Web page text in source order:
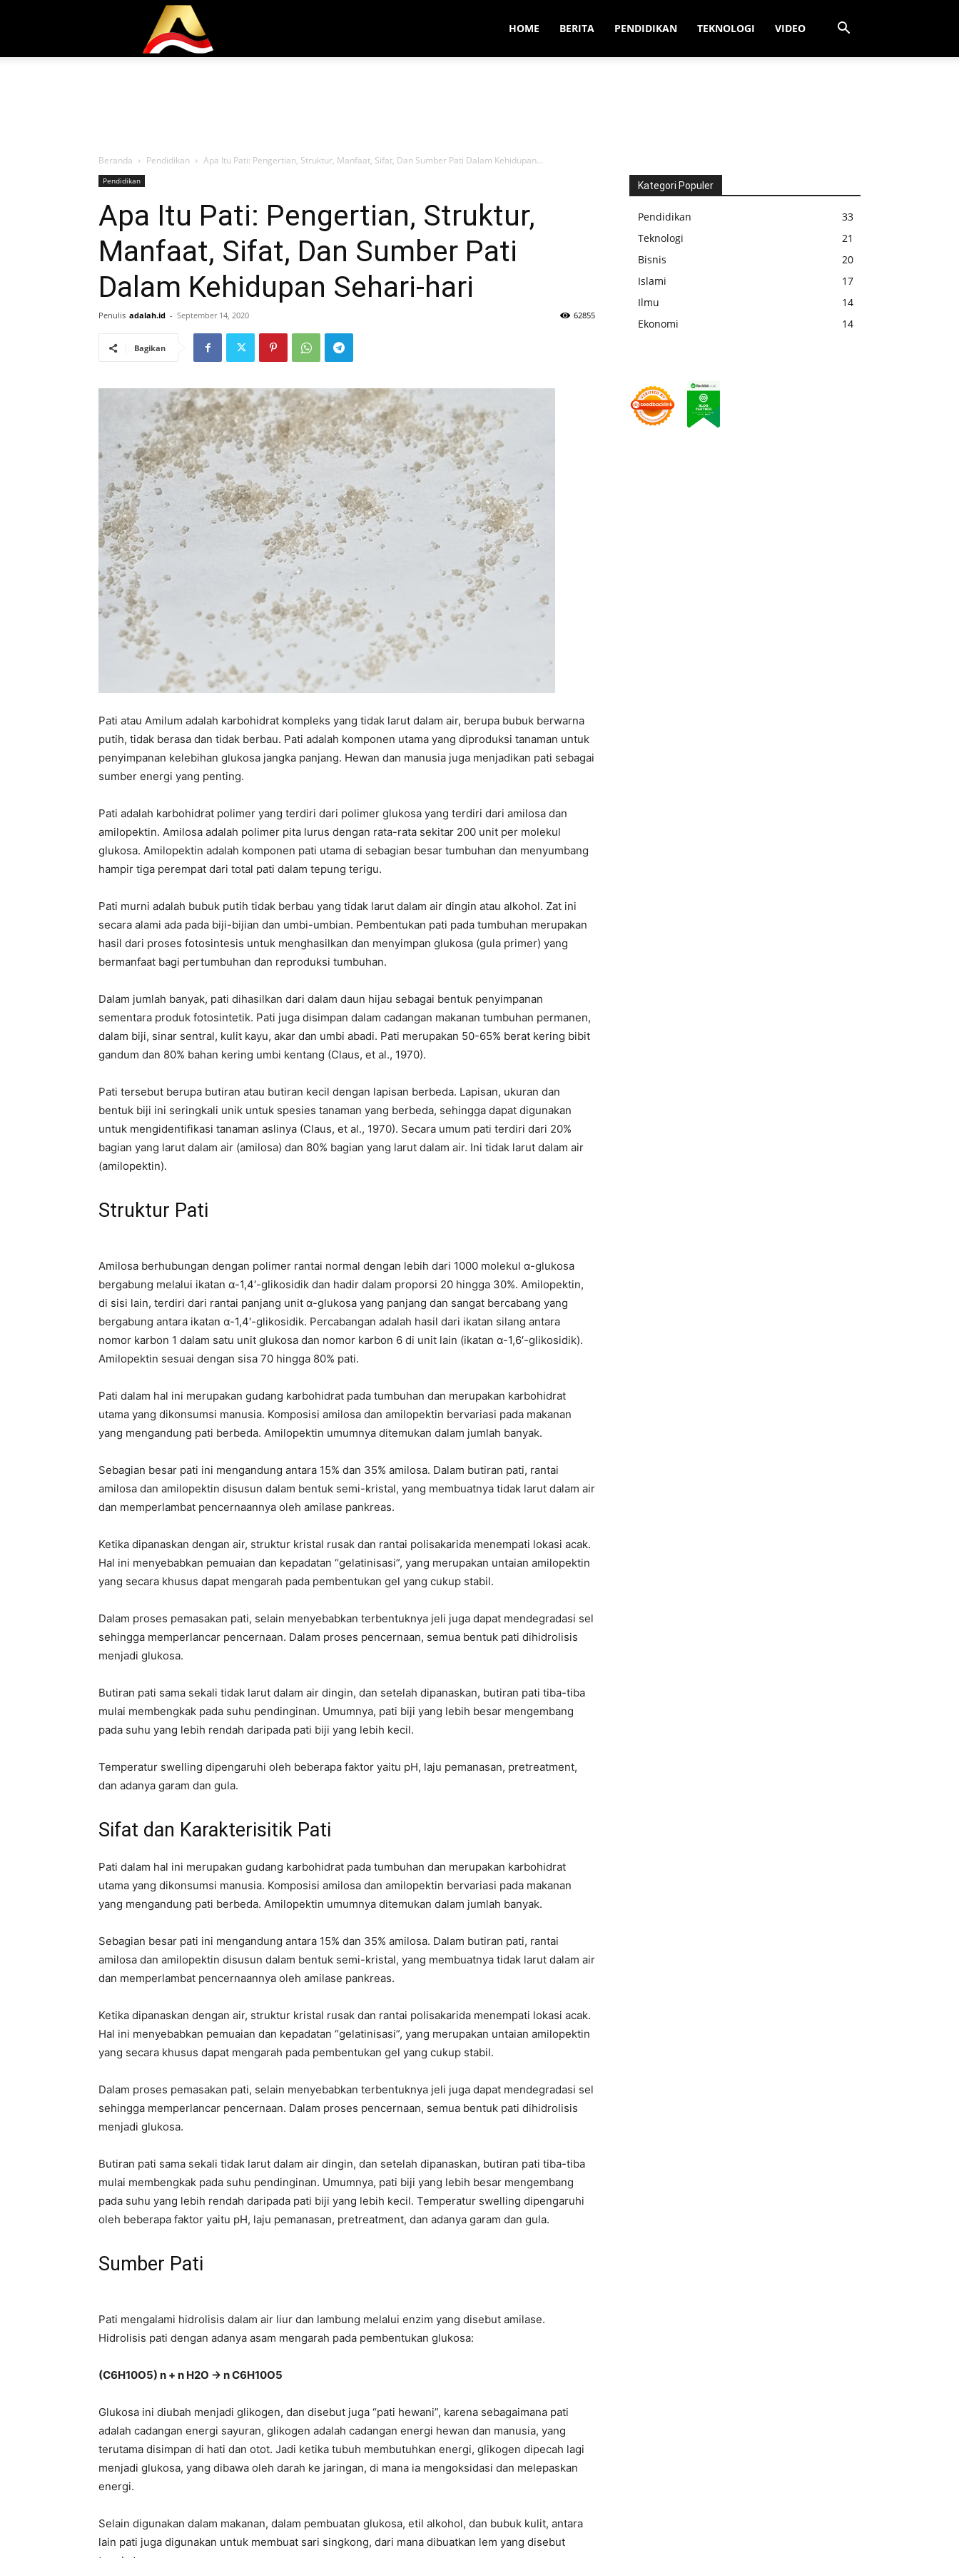
HOME BERITA PENDIDIKAN TEKNOLOGI VIDEO
Beranda Pendidikan Apa Itu Pati: Pengertian, Struktur, Manfaat, Sifat, Dan Sumber Pati Dalam Kehidupan...
Pendidikan
Apa Itu Pati: Pengertian, Struktur,
Manfaat, Sifat, Dan Sumber Pati
Dalam Kehidupan Sehari-hari
Penulis adalah.id - September 14, 2020 62855
Bagikan
Pati atau Amilum adalah karbohidrat kompleks yang tidak larut dalam air, berupa bubuk berwarna
putih, tidak berasa dan tidak berbau. Pati adalah komponen utama yang diproduksi tanaman untuk
penyimpanan kelebihan glukosa jangka panjang. Hewan dan manusia juga menjadikan pati sebagai
sumber energi yang penting.
Pati adalah karbohidrat polimer yang terdiri dari polimer glukosa yang terdiri dari amilosa dan
amilopektin. Amilosa adalah polimer pita lurus dengan rata-rata sekitar 200 unit per molekul
glukosa. Amilopektin adalah komponen pati utama di sebagian besar tumbuhan dan menyumbang
hampir tiga perempat dari total pati dalam tepung terigu.
Pati murni adalah bubuk putih tidak berbau yang tidak larut dalam air dingin atau alkohol. Zat ini
secara alami ada pada biji-bijian dan umbi-umbian. Pembentukan pati pada tumbuhan merupakan
hasil dari proses fotosintesis untuk menghasilkan dan menyimpan glukosa (gula primer) yang
bermanfaat bagi pertumbuhan dan reproduksi tumbuhan.
Dalam jumlah banyak, pati dihasilkan dari dalam daun hijau sebagai bentuk penyimpanan
sementara produk fotosintetik. Pati juga disimpan dalam cadangan makanan tumbuhan permanen,
dalam biji, sinar sentral, kulit kayu, akar dan umbi abadi. Pati merupakan 50-65% berat kering bibit
gandum dan 80% bahan kering umbi kentang (Claus, et al., 1970).
Pati tersebut berupa butiran atau butiran kecil dengan lapisan berbeda. Lapisan, ukuran dan
bentuk biji ini seringkali unik untuk spesies tanaman yang berbeda, sehingga dapat digunakan
untuk mengidentifikasi tanaman aslinya (Claus, et al., 1970). Secara umum pati terdiri dari 20%
bagian yang larut dalam air (amilosa) dan 80% bagian yang larut dalam air. Ini tidak larut dalam air
(amilopektin).
Struktur Pati
Amilosa berhubungan dengan polimer rantai normal dengan lebih dari 1000 molekul α-glukosa
bergabung melalui ikatan α-1,4′-glikosidik dan hadir dalam proporsi 20 hingga 30%. Amilopektin,
di sisi lain, terdiri dari rantai panjang unit α-glukosa yang panjang dan sangat bercabang yang
bergabung antara ikatan α-1,4′-glikosidik. Percabangan adalah hasil dari ikatan silang antara
nomor karbon 1 dalam satu unit glukosa dan nomor karbon 6 di unit lain (ikatan α-1,6′-glikosidik).
Amilopektin sesuai dengan sisa 70 hingga 80% pati.
Pati dalam hal ini merupakan gudang karbohidrat pada tumbuhan dan merupakan karbohidrat
utama yang dikonsumsi manusia. Komposisi amilosa dan amilopektin bervariasi pada makanan
yang mengandung pati berbeda. Amilopektin umumnya ditemukan dalam jumlah banyak.
Sebagian besar pati ini mengandung antara 15% dan 35% amilosa. Dalam butiran pati, rantai
amilosa dan amilopektin disusun dalam bentuk semi-kristal, yang membuatnya tidak larut dalam air
dan memperlambat pencernaannya oleh amilase pankreas.
Ketika dipanaskan dengan air, struktur kristal rusak dan rantai polisakarida menempati lokasi acak.
Hal ini menyebabkan pemuaian dan kepadatan “gelatinisasi”, yang merupakan untaian amilopektin
yang secara khusus dapat mengarah pada pembentukan gel yang cukup stabil.
Dalam proses pemasakan pati, selain menyebabkan terbentuknya jeli juga dapat mendegradasi sel
sehingga memperlancar pencernaan. Dalam proses pencernaan, semua bentuk pati dihidrolisis
menjadi glukosa.
Butiran pati sama sekali tidak larut dalam air dingin, dan setelah dipanaskan, butiran pati tiba-tiba
mulai membengkak pada suhu pendinginan. Umumnya, pati biji yang lebih besar mengembang
pada suhu yang lebih rendah daripada pati biji yang lebih kecil.
Temperatur swelling dipengaruhi oleh beberapa faktor yaitu pH, laju pemanasan, pretreatment,
dan adanya garam dan gula.
Sifat dan Karakterisitik Pati
Pati dalam hal ini merupakan gudang karbohidrat pada tumbuhan dan merupakan karbohidrat
utama yang dikonsumsi manusia. Komposisi amilosa dan amilopektin bervariasi pada makanan
yang mengandung pati berbeda. Amilopektin umumnya ditemukan dalam jumlah banyak.
Sebagian besar pati ini mengandung antara 15% dan 35% amilosa. Dalam butiran pati, rantai
amilosa dan amilopektin disusun dalam bentuk semi-kristal, yang membuatnya tidak larut dalam air
dan memperlambat pencernaannya oleh amilase pankreas.
Ketika dipanaskan dengan air, struktur kristal rusak dan rantai polisakarida menempati lokasi acak.
Hal ini menyebabkan pemuaian dan kepadatan “gelatinisasi”, yang merupakan untaian amilopektin
yang secara khusus dapat mengarah pada pembentukan gel yang cukup stabil.
Dalam proses pemasakan pati, selain menyebabkan terbentuknya jeli juga dapat mendegradasi sel
sehingga memperlancar pencernaan. Dalam proses pencernaan, semua bentuk pati dihidrolisis
menjadi glukosa.
Butiran pati sama sekali tidak larut dalam air dingin, dan setelah dipanaskan, butiran pati tiba-tiba
mulai membengkak pada suhu pendinginan. Umumnya, pati biji yang lebih besar mengembang
pada suhu yang lebih rendah daripada pati biji yang lebih kecil. Temperatur swelling dipengaruhi
oleh beberapa faktor yaitu pH, laju pemanasan, pretreatment, dan adanya garam dan gula.
Sumber Pati
Pati mengalami hidrolisis dalam air liur dan lambung melalui enzim yang disebut amilase.
Hidrolisis pati dengan adanya asam mengarah pada pembentukan glukosa:
(C6H10O5) n + n H2O → n C6H10O5
Glukosa ini diubah menjadi glikogen, dan disebut juga “pati hewani”, karena sebagaimana pati
adalah cadangan energi sayuran, glikogen adalah cadangan energi hewan dan manusia, yang
terutama disimpan di hati dan otot. Jadi ketika tubuh membutuhkan energi, glikogen dipecah lagi
menjadi glukosa, yang dibawa oleh darah ke jaringan, di mana ia mengoksidasi dan melepaskan
energi.
Selain digunakan dalam makanan, dalam pembuatan glukosa, etil alkohol, dan bubuk kulit, antara
lain pati juga digunakan untuk membuat sari singkong, dari mana dibuatkan lem yang disebut
Kategori Populer
Pendidikan
33
Teknologi
21
Bisnis
20
Islami
17
Ilmu
14
Ekonomi
14